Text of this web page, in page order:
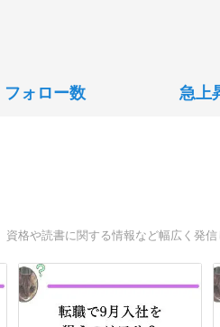
フォロー数 急上
格や読書に関する情報など幅広く発